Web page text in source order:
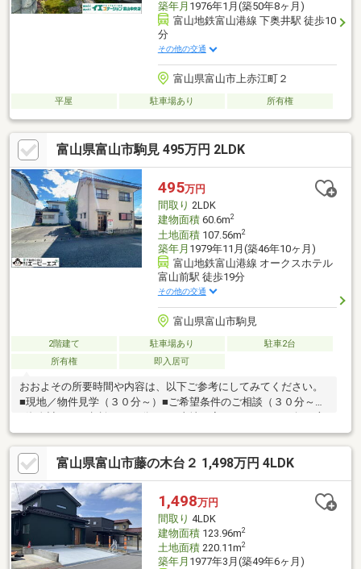
築年月 1976年1月(築50年8ヶ月)
富山地鉄富山港線 下奥井駅 徒歩10
分
その他の交通
富山県富山市上赤江町２
平屋 駐車場あり 所有権
富山県富山市駒見 495万円 2LDK
495万円
間取り 2LDK
建物面積60.6m2
土地面積107.56m2
築年月 1979年11月(築46年10ヶ月)
富山地鉄富山港線 オークスホテル
富山前駅 徒歩19分
その他の交通
富山県富山市駒見
2階建て 駐車場あり
駐車2台
所有権
即入居可
おおよその所要時間や内容は、以下ご参考にしてみてください。
■現地／物件見学（３０分～）■ご希望条件のご相談（３０分～）
のご相談（３０分～）■会社の強みのご紹介（３０分～）■持家を
お持ちの方のお住み替えのご相談（３０分～）マイホーム購入は
人生の大切なご決断です。気になる点は何でもお気軽にご相談く
ださい。当社スタッフが、ご納得頂けるまでご相談をお受けいた
します。【0120-011-768】へお電話いただくか、【オレンジ色資
料請求（無料）ボタン】【赤色見学予約をする（無料）ボタン】
よりお問い合わせください。
富山県富山市藤の木台２ 1,498万円 4LDK
1,498万円
間取り 4LDK
建物面積123.96m2
土地面積220.11m2
築年月 1977年3月(築49年6ヶ月)